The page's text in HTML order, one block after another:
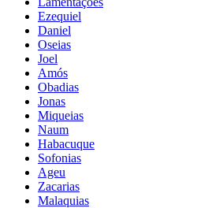
Ezequiel
Daniel
Oseias
Joel
Amós
Obadias
Jonas
Miqueias
Naum
Habacuque
Sofonias
Ageu
Zacarias
Malaquias